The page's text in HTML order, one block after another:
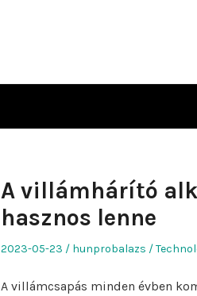
A villámhárító
hasznos lenne
Posted
2023-05-23 Author
hunprobalazs
Posted
A villámcsapás minden évben